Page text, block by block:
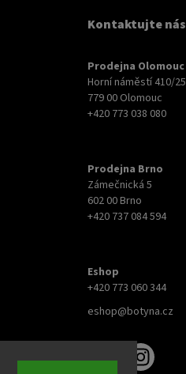
Kontaktujte nás
Prodejna Olomouc
Horní náměstí 410/25
779 00 Olomouc
+420 773 038 080
Prodejna Brno
Zámečnická 5
602 00 Brno
+420 737 084 594
Eshop
+420 773 060 344
eshop@botyna.cz